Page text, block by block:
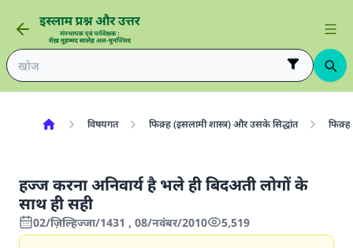
विषयगत फिक़्ह (इसलामी शास्त्र) और उसके सिद्धांत फिक़्ह
हज्ज करना अनिवार्य है भले ही बिदअती लोगों के
साथ ही सही
02/ज़िल्हिज्जा/1431 , 08/नवंबर/2010 5,519